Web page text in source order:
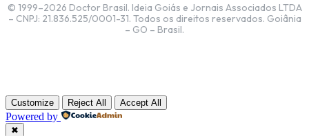
© 1999–2026 Doctor Brasil. Ideia Goiás e Jornais Associados LTDA
– CNPJ: 21.836.525/0001-31. Todos os direitos reservados. Goiânia
– GO – Brasil.
Customize Reject All Accept All
Powered by
✖